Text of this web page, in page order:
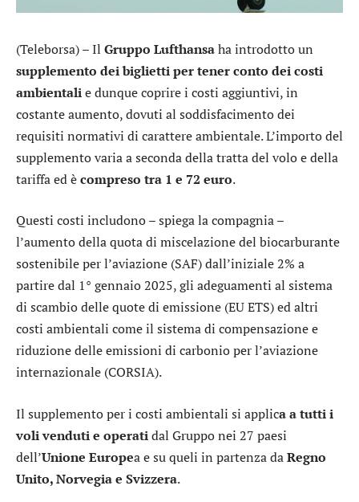
(Teleborsa) – Il Gruppo Lufthansaha introdotto un
supplemento dei biglietti per tener conto dei costi
ambientalie dunque coprire i costi aggiuntivi, in
costante aumento, dovuti al soddisfacimento dei
requisiti normativi di carattere ambientale. L’importo del
supplemento varia a seconda della tratta del volo e della
tariffa ed ècompreso tra 1 e 72 euro.
Questi costi includono – spiega la compagnia –
l’aumento della quota di miscelazione del biocarburante
sostenibile per l’aviazione (SAF) dall’iniziale 2% a
partire dal 1° gennaio 2025, gli adeguamenti al sistema
di scambio delle quote di emissione (EU ETS) ed altri
costi ambientali come il sistema di compensazione e
riduzione delle emissioni di carbonio per l’aviazione
internazionale (CORSIA).
Il supplemento per i costi ambientali si applica a tutti i
voli venduti e operatidal Gruppo nei 27 paesi
dell’Unione Europea e su queli in partenza daRegno
Unito, Norvegia e Svizzera.